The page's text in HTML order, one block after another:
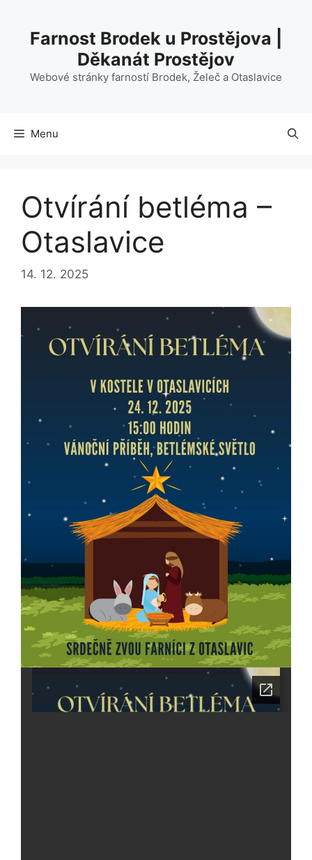
obsahFarnost Brodek u Prostějova |
Děkanát Prostějov
Webové stránky farností Brodek, Želeč a Otaslavice
Menu
Otvírání betléma –
Otaslavice
14. 12. 2025